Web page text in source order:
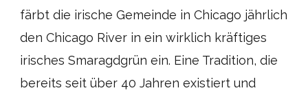
färbt die irische Gemeinde in Chicago jährlich
den Chicago River in ein wirklich kräftiges
irisches Smaragdgrün ein. Eine Tradition, die
bereits seit über 40 Jahren existiert und